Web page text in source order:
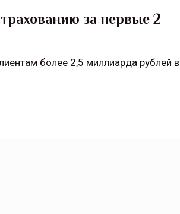
за первые 2
более 2,5 миллиарда рублей в